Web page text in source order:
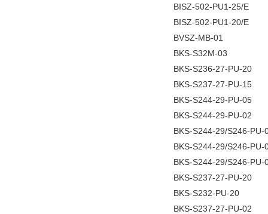
BISZ-502-PU1-25/E
BISZ-502-PU1-20/E
BVSZ-MB-01
BKS-S32M-03
BKS-S236-27-PU-20
BKS-S237-27-PU-15
BKS-S244-29-PU-05
BKS-S244-29-PU-02
BKS-S244-29/S246-PU-
BKS-S244-29/S246-PU-
BKS-S244-29/S246-PU-
BKS-S237-27-PU-20
BKS-S232-PU-20
BKS-S237-27-PU-02